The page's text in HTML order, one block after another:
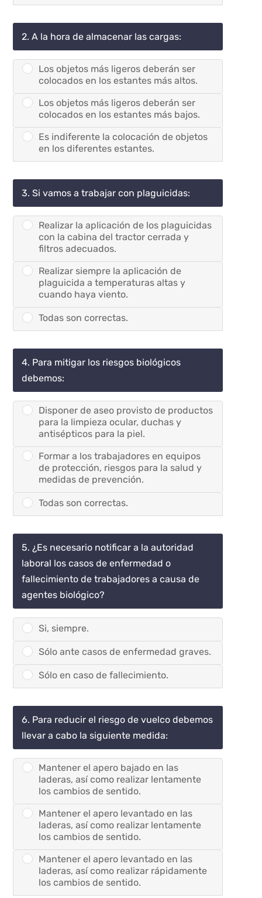
2. A la hora de almacenar las cargas:
Los objetos más ligeros deberán ser
colocados en los estantes más altos.
Los objetos más ligeros deberán ser
colocados en los estantes más bajos.
Es indiferente la colocación de objetos
en los diferentes estantes.
3. Si vamos a trabajar con plaguicidas:
Realizar la aplicación de los plaguicidas
con la cabina del tractor cerrada y
filtros adecuados.
Realizar siempre la aplicación de
plaguicida a temperaturas altas y
cuando haya viento.
Todas son correctas.
4. Para mitigar los riesgos biológicos
debemos:
Disponer de aseo provisto de productos
para la limpieza ocular, duchas y
antisépticos para la piel.
Formar a los trabajadores en equipos
de protección, riesgos para la salud y
medidas de prevención.
Todas son correctas.
5. ¿Es necesario notificar a la autoridad
laboral los casos de enfermedad o
fallecimiento de trabajadores a causa de
agentes biológico?
Si, siempre.
Sólo ante casos de enfermedad graves.
Sólo en caso de fallecimiento.
6. Para reducir el riesgo de vuelco debemos
llevar a cabo la siguiente medida:
Mantener el apero bajado en las
laderas, así como realizar lentamente
los cambios de sentido.
Mantener el apero levantado en las
laderas, así como realizar lentamente
los cambios de sentido.
Mantener el apero levantado en las
laderas, así como realizar rápidamente
los cambios de sentido.